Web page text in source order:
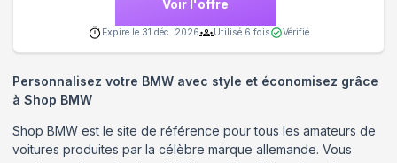
Voir l'offre
Expire le 31 déc. 2026 Utilisé 6 fois Vérifié
Personnalisez votre BMW avec style et économisez grâce
à Shop BMW
Shop BMW est le site de référence pour tous les amateurs de
voitures produites par la célèbre marque allemande. Vous